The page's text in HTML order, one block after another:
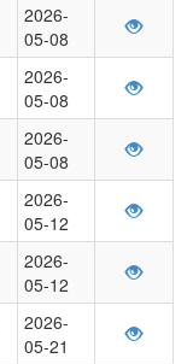
2026-
05-08
2026-
05-08
2026-
05-08
2026-
05-12
2026-
05-12
2026-
05-21